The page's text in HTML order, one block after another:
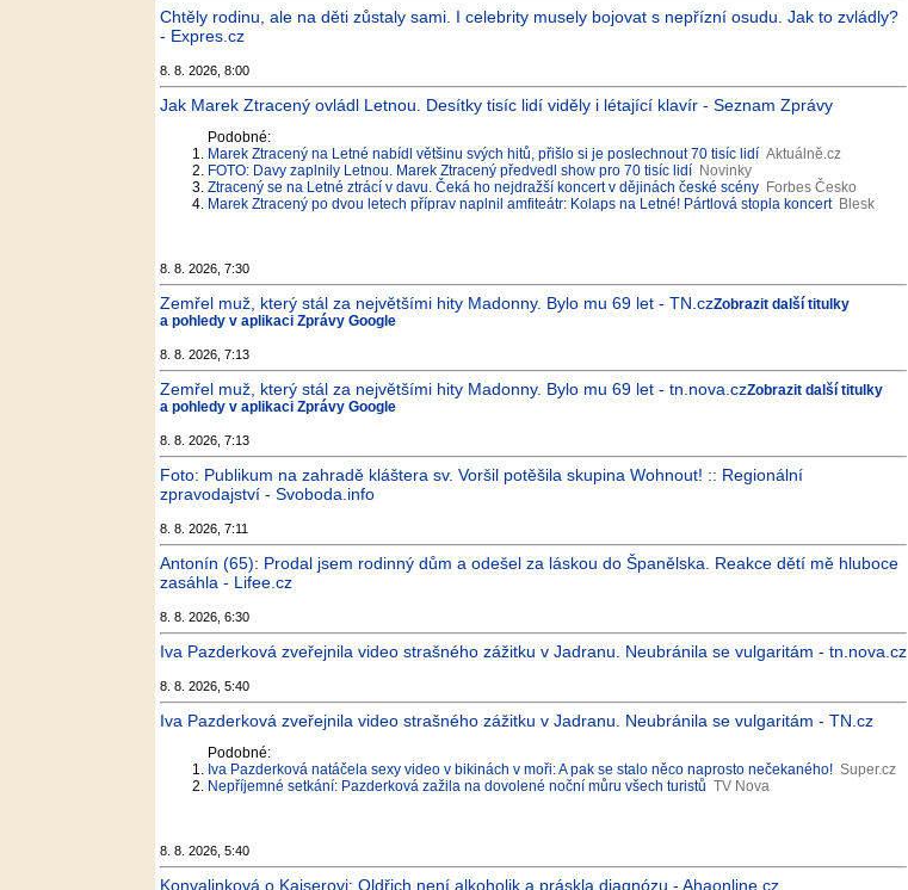
Chtěly rodinu, ale na děti zůstaly sami. I celebrity musely bojovat s nepřízní osudu. Jak to zvládly?
- Expres.cz
8. 8. 2026, 8:00
Jak Marek Ztracený ovládl Letnou. Desítky tisíc lidí viděly i létající klavír - Seznam Zprávy
Podobné:
Marek Ztracený na Letné nabídl většinu svých hitů, přišlo si je poslechnout 70 tisíc lidí Aktuálně.cz
FOTO: Davy zaplnily Letnou. Marek Ztracený předvedl show pro 70 tisíc lidí Novinky
Ztracený se na Letné ztrácí v davu. Čeká ho nejdražší koncert v dějinách české scény Forbes Česko
Marek Ztracený po dvou letech příprav naplnil amfiteátr: Kolaps na Letné! Pártlová stopla koncert Blesk
8. 8. 2026, 7:30
Zemřel muž, který stál za největšími hity Madonny. Bylo mu 69 let - TN.czZobrazit další titulky
a pohledy v aplikaci Zprávy Google
8. 8. 2026, 7:13
Zemřel muž, který stál za největšími hity Madonny. Bylo mu 69 let - tn.nova.czZobrazit další titulky
a pohledy v aplikaci Zprávy Google
8. 8. 2026, 7:13
Foto: Publikum na zahradě kláštera sv. Voršil potěšila skupina Wohnout! :: Regionální
zpravodajství - Svoboda.info
8. 8. 2026, 7:11
Antonín (65): Prodal jsem rodinný dům a odešel za láskou do Španělska. Reakce dětí mě hluboce
zasáhla - Lifee.cz
8. 8. 2026, 6:30
Iva Pazderková zveřejnila video strašného zážitku v Jadranu. Neubránila se vulgaritám - tn.nova.cz
8. 8. 2026, 5:40
Iva Pazderková zveřejnila video strašného zážitku v Jadranu. Neubránila se vulgaritám - TN.cz
Podobné:
Iva Pazderková natáčela sexy video v bikinách v moři: A pak se stalo něco naprosto nečekaného! Super.cz
Nepříjemné setkání: Pazderková zažila na dovolené noční můru všech turistů TV Nova
8. 8. 2026, 5:40
Konvalinková o Kaiserovi: Oldřich není alkoholik a práskla diagnózu - Ahaonline.cz